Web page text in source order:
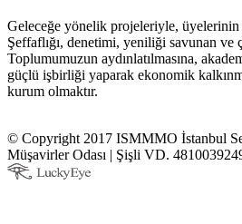
Geleceğe yönelik projeleriyle,
Şeffaflığı, denetimi, yeniliği savunan ve
Toplumumuzun aydınlatılmasına,
güçlü işbirliği yaparak ekonomik
kurum olmaktır.
© Copyright 2017 ISMMMO İstanbul
Müşavirler Odası | Şişli VD.